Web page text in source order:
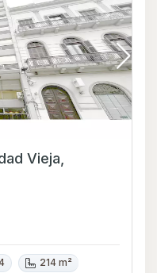
214 m²